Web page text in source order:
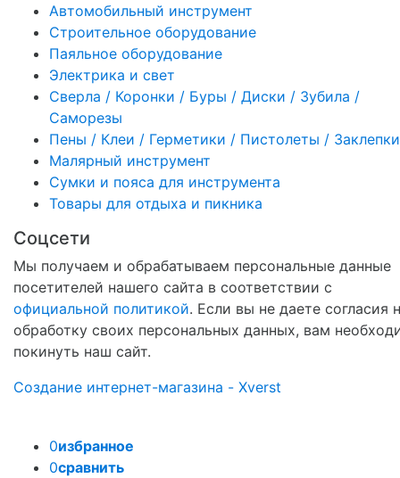
Автомобильный инструмент
Строительное оборудование
Паяльное оборудование
Электрика и свет
Сверла / Коронки / Буры / Диски / Зубила /
Саморезы
Пены / Клеи / Герметики / Пистолеты / Заклепки
Малярный инструмент
Сумки и пояса для инструмента
Товары для отдыха и пикника
Соцсети
Мы получаем и обрабатываем персональные данные
посетителей нашего сайта в соответствии с
официальной политикой. Если вы не даете согласия
обработку своих персональных данных, вам
покинуть наш сайт.
Создание интернет-магазина - Xverst
0избранное
0сравнить